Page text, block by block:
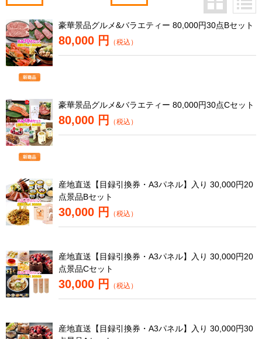
豪華景品グルメ&バラエティー 80,000円30点Bセット
80,000 円 （税込）
豪華景品グルメ&バラエティー 80,000円30点Cセット
80,000 円 （税込）
産地直送【目録引換券・A3パネル】入り 30,000円20
点景品Bセット
30,000 円 （税込）
産地直送【目録引換券・A3パネル】入り 30,000円20
点景品Cセット
30,000 円 （税込）
産地直送【目録引換券・A3パネル】入り 30,000円30